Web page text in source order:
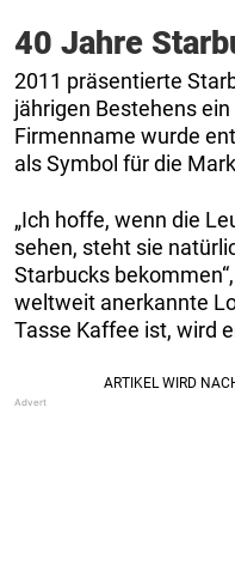
40 Jahre
2011 präsentierte
jährigen Bestehens
Firmenname wurde
als Symbol für die
„Ich hoffe, wenn die
sehen, steht sie
Starbucks
weltweit anerkannte
Tasse Kaffee ist, wird